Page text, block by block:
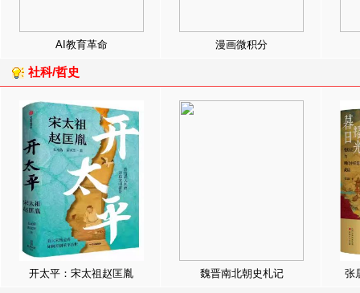
AI教育革命 漫画微积分
社科/哲史
开太平：宋太祖赵匡胤 魏晋南北朝史札记 张